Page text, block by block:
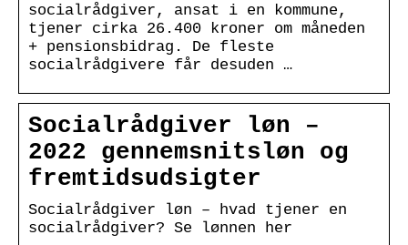
socialrådgiver, ansat i en kommune,
tjener cirka 26.400 kroner om måneden
+ pensionsbidrag. De fleste
socialrådgivere får desuden …
Socialrådgiver løn –
2022 gennemsnitsløn og
fremtidsudsigter
Socialrådgiver løn – hvad tjener en
socialrådgiver? Se lønnen her